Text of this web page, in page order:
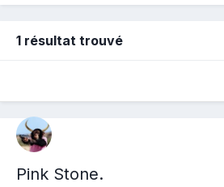
1 résultat trouvé
Pink Stone.